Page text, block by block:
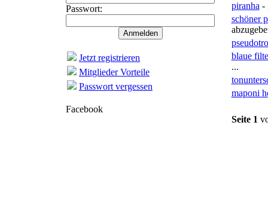
Passwort:
Jetzt registrieren
Mitglieder Vorteile
Passwort vergessen
Facebook
piranha -
schöner
blaue
...
maponi
Seite 1